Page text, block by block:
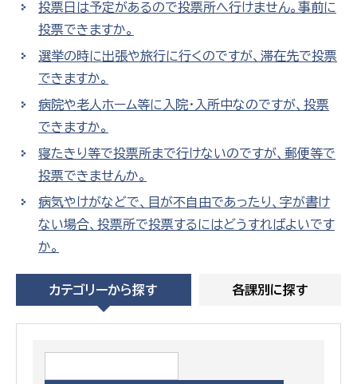
投票日は予定があるので投票所へ行けません。事前に
投票できますか。
選挙の時に出張や旅行に行くのですが、滞在先で投票
できますか。
病院や老人ホーム等に入院・入所中なのですが、投票
できますか。
寝たきり等で投票所まで行けないのですが、郵便等で
投票できませんか。
病気やけがなどで、目が不自由であったり、字が書け
ない場合、投票所で投票するにはどうすればよいです
か。
カテゴリーから探す 各課別に探す